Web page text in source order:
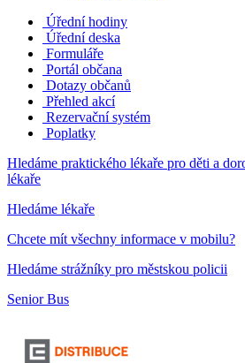
Úřední hodiny
Úřední deska
Formuláře
Portál občana
Dotazy občanů
Přehled akcí
Rezervační systém
Poplatky
Hledáme praktického lékaře pro děti a
lékaře
Hledáme lékaře
Chcete mít všechny informace v mobilu?
Hledáme strážníky pro městskou policii
Senior Bus